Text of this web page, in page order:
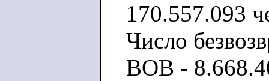
170.557.093
Число
ВОВ -